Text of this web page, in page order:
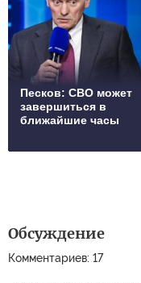
Песков: СВО может
завершиться в
ближайшие часы
Обсуждение
Комментариев: 17